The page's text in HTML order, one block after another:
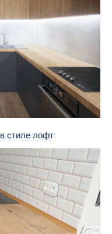
стиле лофт